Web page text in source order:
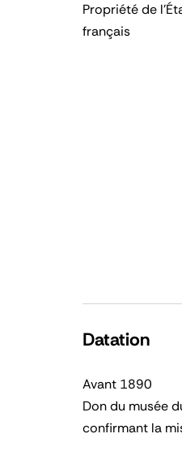
Propriété de
français
Datation
Avant 1890
Don du musée
confirmant la